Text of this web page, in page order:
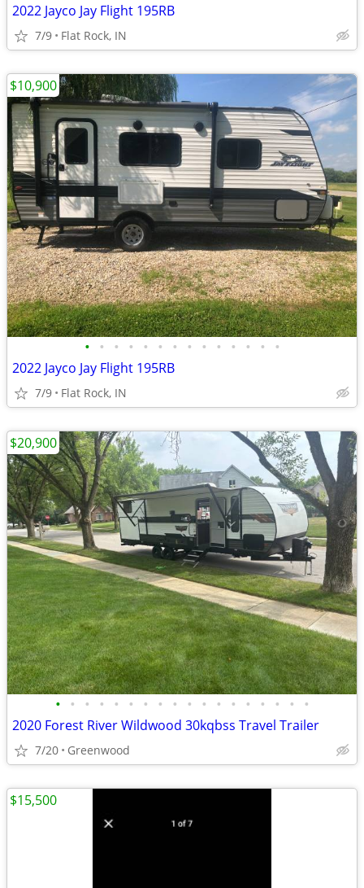
2022 Jayco Jay Flight 195RB
7/9 Flat Rock, IN
• • • • • • • • • • • • • •
2022 Jayco Jay Flight 195RB
7/9 Flat Rock, IN
$10,900
• • • • • • • • • • • • • • • • • •
2020 Forest River Wildwood 30kqbss Travel Trailer
7/20 Greenwood
$20,900
$15,500